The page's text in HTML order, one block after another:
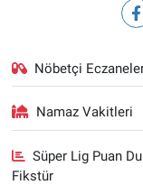
Nöbetçi
Namaz Vakitleri
Süper Lig Puan
Fikstür